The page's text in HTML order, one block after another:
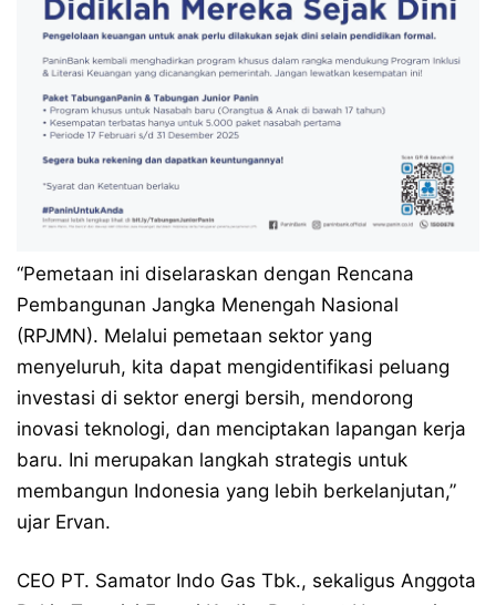
“Pemetaan ini diselaraskan dengan Rencana
Pembangunan Jangka Menengah Nasional
(RPJMN). Melalui pemetaan sektor yang
menyeluruh, kita dapat mengidentifikasi peluang
investasi di sektor energi bersih, mendorong
inovasi teknologi, dan menciptakan lapangan kerja
baru. Ini merupakan langkah strategis untuk
membangun Indonesia yang lebih berkelanjutan,”
ujar Ervan.
CEO PT. Samator Indo Gas Tbk., sekaligus Anggota